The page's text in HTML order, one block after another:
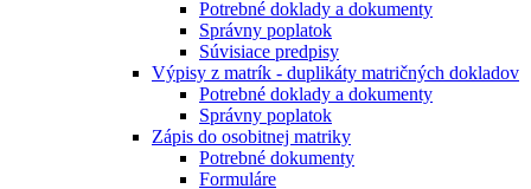
Potrebné doklady a dokumenty
Správny poplatok
Súvisiace predpisy
Výpisy z matrík - duplikáty matričných dokladov
Potrebné doklady a dokumenty
Správny poplatok
Zápis do osobitnej matriky
Potrebné dokumenty
Formuláre